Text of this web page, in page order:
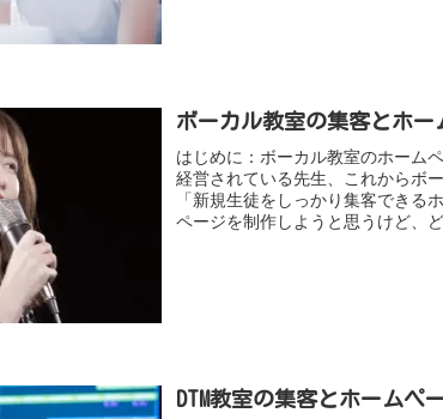
ボーカル教室の集客とホー
はじめに：ボーカル教室のホーム
経営されている先生、これからボ
「新規生徒をしっかり集客できる
ページを制作しようと思うけど、
DTM教室の集客とホームペ